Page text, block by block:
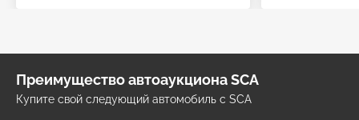
Преимущество автоаукциона SCA
Купите свой следующий автомобиль с SCA